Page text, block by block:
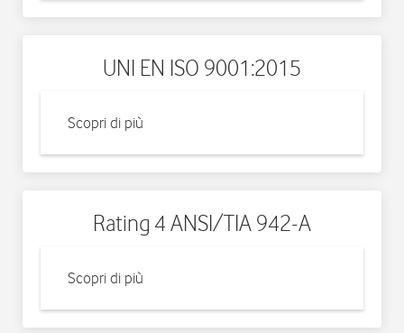
UNI EN ISO 9001:2015
Scopri di più
Rating 4 ANSI/TIA 942-A
Scopri di più